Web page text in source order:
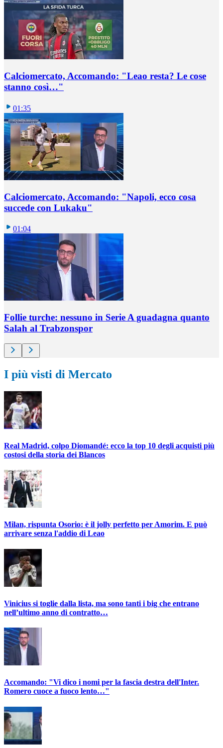
Calciomercato, Accomando: "Leao resta? Le cose
stanno così…"
01:35
Calciomercato, Accomando: "Napoli, ecco cosa
succede con Lukaku"
01:04
Follie turche: nessuno in Serie A guadagna quanto
Salah al Trabzonspor
I più visti di Mercato
Real Madrid, colpo Diomandé: ecco la top 10 degli acquisti più
costosi della storia dei Blancos
Milan, rispunta Osorio: è il jolly perfetto per Amorim. E può
arrivare senza l'addio di Leao
Vinicius si toglie dalla lista, ma sono tanti i big che entrano
nell’ultimo anno di contratto…
Accomando: "Vi dico i nomi per la fascia destra dell'Inter.
Romero cuoce a fuoco lento…"